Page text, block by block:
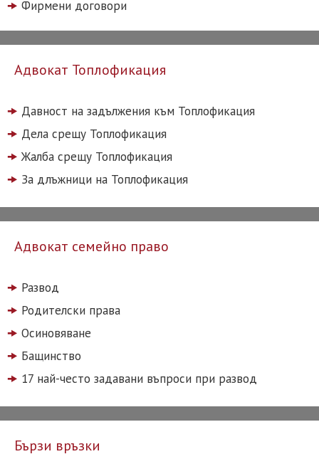
Фирмени договори
Адвокат Топлофикация
Давност на задължения към Топлофикация
Дела срещу Топлофикация
Жалба срещу Топлофикация
За длъжници на Топлофикация
Адвокат семейно право
Развод
Родителски права
Осиновяване
Бащинство
17 най-често задавани въпроси при развод
Бързи връзки